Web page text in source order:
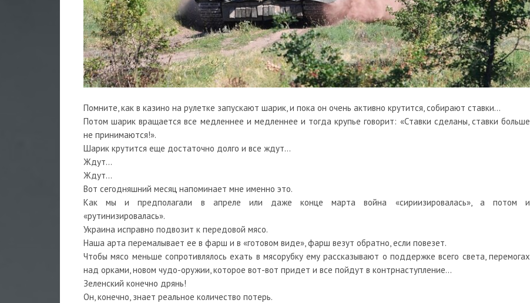
Помните, как в казино на рулетке запускают шарик, и пока он очень активно крутится, собирают ставки…
Потом шарик вращается все медленнее и медленнее и тогда крупье говорит: «Ставки сделаны, ставки больше
не принимаются!».
Шарик крутится еще достаточно долго и все ждут…
Ждут…
Ждут…
Вот сегодняшний месяц напоминает мне именно это.
Как мы и предполагали в апреле или даже конце марта война «сириизировалась», а потом и
«рутинизировалась».
Украина исправно подвозит к передовой мясо.
Наша арта перемалывает ее в фарш и в «готовом виде», фарш везут обратно, если повезет.
Чтобы мясо меньше сопротивлялось ехать в мясорубку ему рассказывают о поддержке всего света, перемогах
над орками, новом чудо-оружии, которое вот-вот придет и все пойдут в контрнаступление…
Зеленский конечно дрянь!
Он, конечно, знает реальное количество потерь.